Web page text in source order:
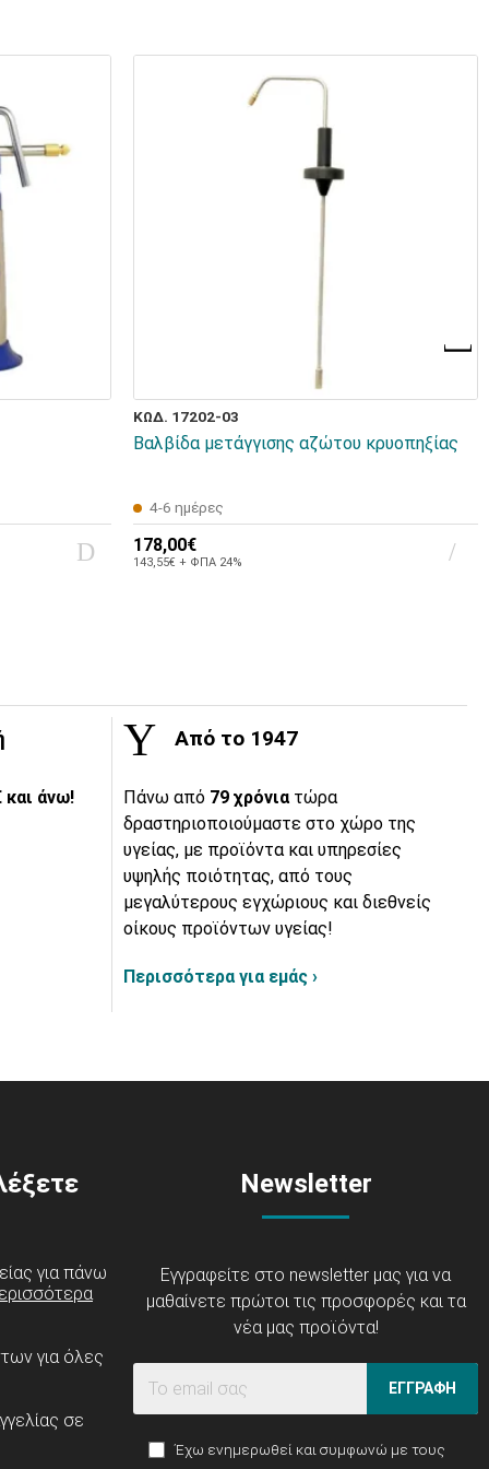
ΚΩΔ. 17202-03
Βαλβίδα μετάγγισης αζώτου κρυοπηξίας
4-6 ημέρες
178,00€
143,55€ + ΦΠΑ 24%
και άνω!
Από το 1947
Πάνω από 79 χρόνια τώρα
δραστηριοποιούμαστε στο χώρο της
υγείας, με προϊόντα και υπηρεσίες
υψηλής ποιότητας, από τους
μεγαλύτερους εγχώριους και διεθνείς
οίκους προϊόντων υγείας!
Περισσότερα για εμάς ›
για πάνω
για όλες
σε
Newsletter
Εγγραφείτε στο newsletter μας για να
μαθαίνετε πρώτοι τις προσφορές και τα
νέα μας προϊόντα!
ΕΓΓΡΑΦΗ
Έχω ενημερωθεί και συμφωνώ με τους